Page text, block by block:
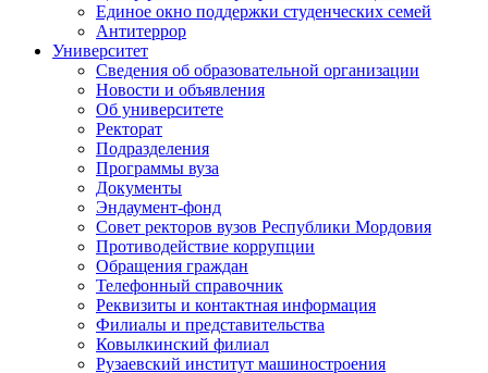
Единое окно поддержки студенческих семей
Антитеррор
Университет
Сведения об образовательной организации
Новости и объявления
Об университете
Ректорат
Подразделения
Программы вуза
Документы
Эндаумент-фонд
Совет ректоров вузов Республики Мордовия
Противодействие коррупции
Обращения граждан
Телефонный справочник
Реквизиты и контактная информация
Филиалы и представительства
Ковылкинский филиал
Рузаевский институт машиностроения